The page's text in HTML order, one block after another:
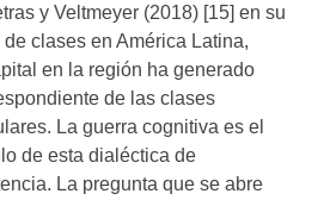
y Veltmeyer (2018) [15] en su
clases en América Latina,
en la región ha generado
de las clases
La guerra cognitiva es el
de esta dialéctica de
La pregunta que se abre